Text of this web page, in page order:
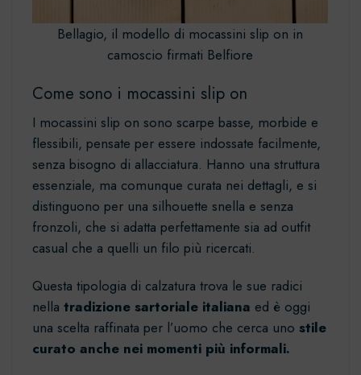
Bellagio, il modello di mocassini slip on in
camoscio firmati Belfiore
Come sono i mocassini slip on
I mocassini slip onsono scarpe basse, morbide e
flessibili, pensate per essere indossate facilmente,
senza bisogno di allacciatura. Hanno una struttura
essenziale, ma comunque curata nei dettagli, e si
distinguono per una silhouette snella e senza
fronzoli, che si adatta perfettamente sia ad outfit
casual che a quelli un filo più ricercati.
Questa tipologia di calzatura trova le sue radici
nellatradizione sartoriale italiana ed è oggi
una scelta raffinata per l’uomo che cerca uno stile
curato anche nei momenti più informali.